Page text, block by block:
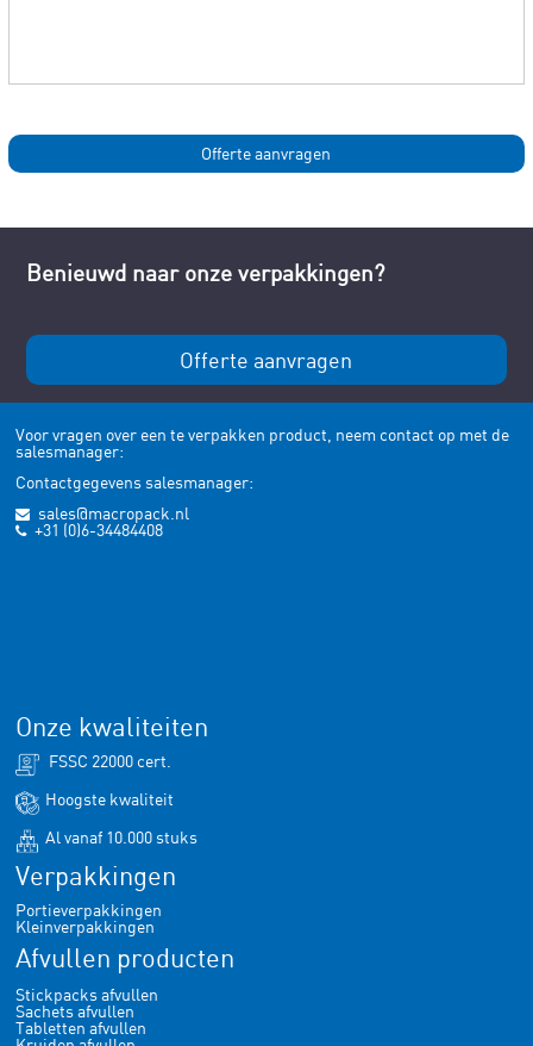
Benieuwd naar onze verpakkingen?
Offerte aanvragen
Voor vragen over een te verpakken product, neem contact op met de
salesmanager:
Contactgegevens salesmanager:
sales@macropack.nl
+31 (0)6-34484408
Onze kwaliteiten
FSSC 22000 cert.
Hoogste kwaliteit
Al vanaf 10.000 stuks
Verpakkingen
Portieverpakkingen
Kleinverpakkingen
Afvullen producten
Stickpacks afvullen
Sachets afvullen
Tabletten afvullen